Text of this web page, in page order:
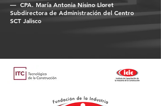
— CPA. María Antonia Nisino Lloret
Subdirectora de Administración del Centro
SCT Jalisco